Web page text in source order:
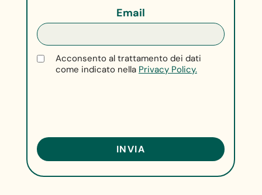
Email
Acconsento al trattamento dei dati
come indicato nella Privacy Policy.